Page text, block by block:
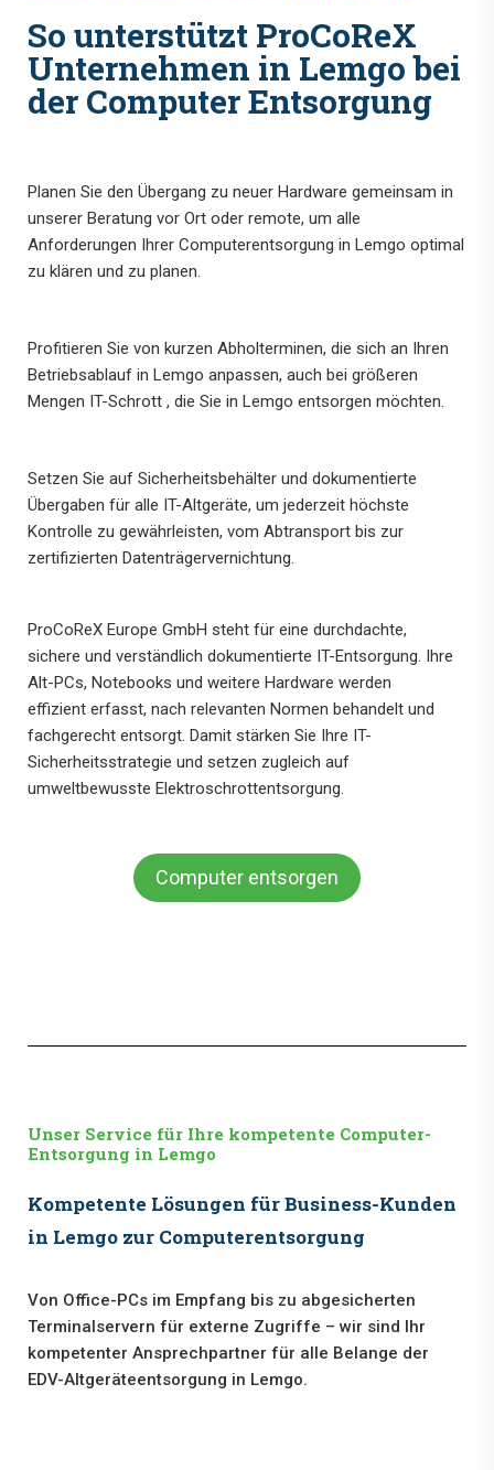
So unterstützt ProCoReX
Unternehmen in Lemgo bei
der Computer Entsorgung
Planen Sie den Übergang zu neuer Hardware gemeinsam in
unserer Beratung vor Ort oder remote, um alle
Anforderungen Ihrer Computerentsorgung in Lemgo optimal
zu klären und zu planen.
Profitieren Sie von kurzen Abholterminen, die sich an Ihren
Betriebsablauf in Lemgo anpassen, auch bei größeren
Mengen IT-Schrott , die Sie in Lemgo entsorgen möchten.
Setzen Sie auf Sicherheitsbehälter und dokumentierte
Übergaben für alle IT-Altgeräte, um jederzeit höchste
Kontrolle zu gewährleisten, vom Abtransport bis zur
zertifizierten Datenträgervernichtung.
ProCoReX Europe GmbH steht für eine durchdachte,
sichere und verständlich dokumentierte IT-Entsorgung. Ihre
Alt-PCs, Notebooks und weitere Hardware werden
effizient erfasst, nach relevanten Normen behandelt und
fachgerecht entsorgt. Damit stärken Sie Ihre IT-
Sicherheitsstrategie und setzen zugleich auf
umweltbewusste Elektroschrottentsorgung.
Computer entsorgen
Unser Service für Ihre kompetente Computer-
Entsorgung in Lemgo
Kompetente Lösungen für Business-Kunden
in Lemgo zur Computerentsorgung
Von Office-PCs im Empfang bis zu abgesicherten
Terminalservern für externe Zugriffe – wir sind Ihr
kompetenter Ansprechpartner für alle Belange der
EDV-Altgeräteentsorgung in Lemgo.